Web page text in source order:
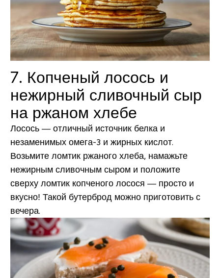
7. Копченый лосось и
нежирный сливочный сыр
на ржаном хлебе
Лосось — отличный источник белка и
незаменимых омега-3 и жирных кислот.
Возьмите ломтик ржаного хлеба, намажьте
нежирным сливочным сыром и положите
сверху ломтик копченого лосося — просто и
вкусно! Такой бутерброд можно приготовить с
вечера.